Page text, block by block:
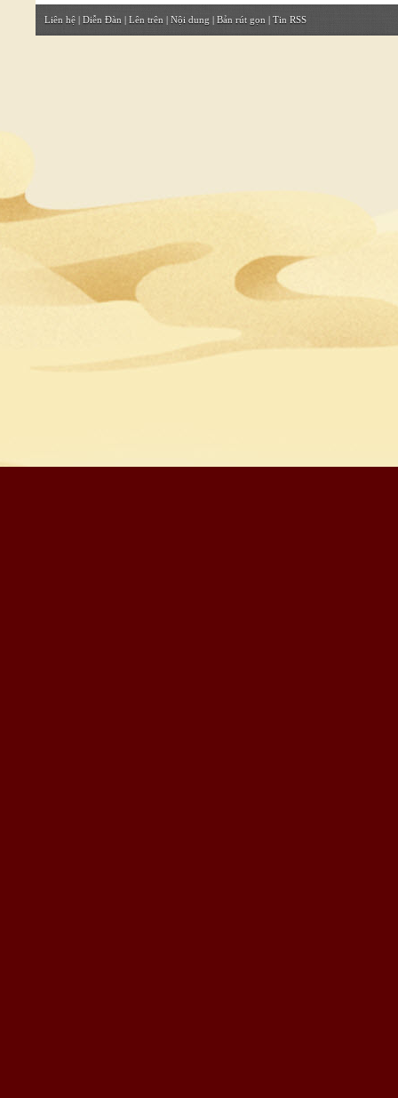
Liên hệ | Diễn Đàn | Lên trên | Nội dung | Bản rút gọn | Tin RSS